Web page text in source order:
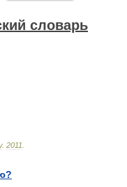
словарь
. 2011